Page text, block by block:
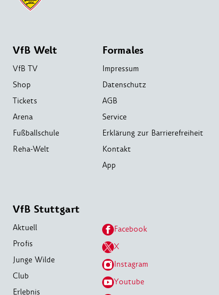
VfB Welt
VfB TV
Shop
Tickets
Arena
Fußballschule
Reha-Welt
Formales
Impressum
Datenschutz
AGB
Service
Erklärung zur Barrierefreiheit
Kontakt
App
VfB Stuttgart
Aktuell
Profis
Junge Wilde
Club
Erlebnis
Facebook
X
Instagram
Youtube